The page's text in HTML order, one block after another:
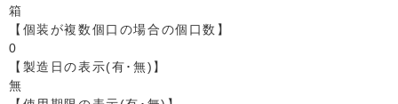
箱
【個装が複数個口の場合の個口数】
0
【製造日の表示(有･無)】
無